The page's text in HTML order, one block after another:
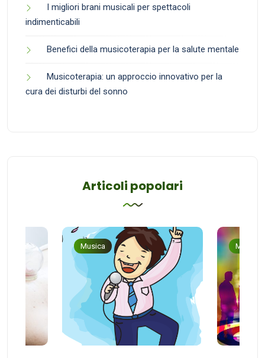
I migliori brani musicali per spettacoli
indimenticabili
Benefici della musicoterapia per la salute mentale
Musicoterapia: un approccio innovativo per la
cura dei disturbi del sonno
Articoli popolari
Musica Musica